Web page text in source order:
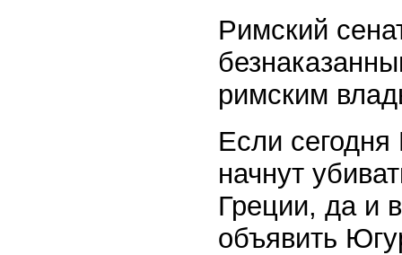
Римский
римским
Если
начнут
Греции, да и
объявить